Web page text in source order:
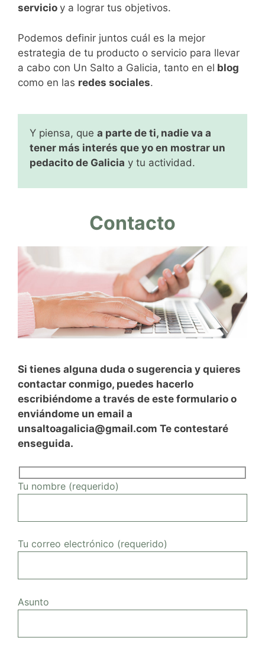
servicio y a lograr tus objetivos.
Podemos definir juntos cuál es la mejor
estrategia de tu producto o servicio para llevar
a cabo con Un Salto a Galicia, tanto en el blog
como en las redes sociales.
Y piensa, que a parte de ti, nadie va a
tener más interés que yo en mostrar un
pedacito de Galicia y tu actividad.
Contacto
Si tienes alguna duda o sugerencia y quieres
contactar conmigo, puedes hacerlo
escribiéndome a través de este formulario o
enviándome un email a
unsaltoagalicia@gmail.com Te contestaré
enseguida.
Tu nombre (requerido)
Tu correo electrónico (requerido)
Asunto